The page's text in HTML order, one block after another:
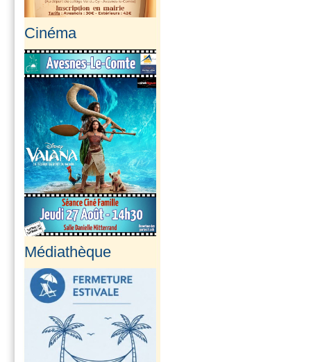
Cinéma
Médiathèque